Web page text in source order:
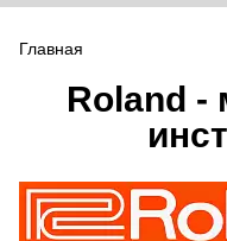
Главная
Roland -